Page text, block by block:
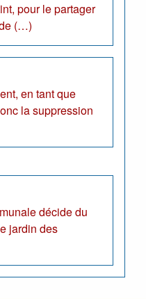
pour le partager
(…)
en tant que
la suppression
décide du
jardin des